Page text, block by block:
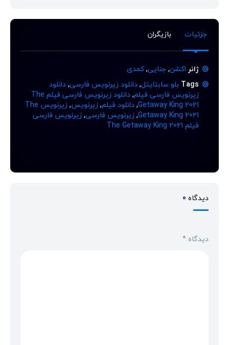
جزئیات بازیگران
ژانر اکشن,جنایی,کمدی
Tags بلو سابتایتل,دانلود زیرنویس فارسی,دانلود
زیرنویس فارسی فیلم,
دانلود زیرنویس فارسی فیلم The
Getaway King 2021
,دانلود فیلم,زیرنویس,
زیرنویس The
Getaway King 2021
,زیرنویس فارسی,زیرنویس فارسی
فیلم The Getaway King 2021
دیدگاه 0
دیدگاه *